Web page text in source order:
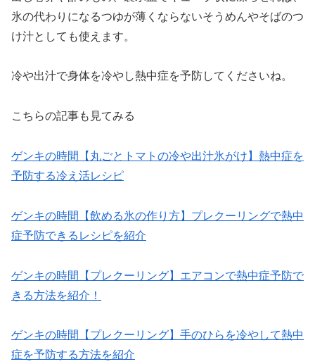
氷の代わりになるつゆが薄くならないそうめんやそばのつ
け汁としても使えます。
冷や出汁で身体を冷やし熱中症を予防してくださいね。
こちらの記事も見てみる
ゲンキの時間【丸ごとトマトの冷や出汁氷がけ】熱中症を
予防する冷え活レシピ
ゲンキの時間【飲める氷の作り方】プレクーリングで熱中
症予防できるレシピを紹介
ゲンキの時間【プレクーリング】エアコンで熱中症予防で
きる方法を紹介！
ゲンキの時間【プレクーリング】手のひらを冷やして熱中
症を予防する方法を紹介